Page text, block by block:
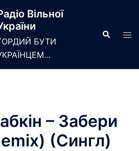
Вільної
БУТИ
Search
– Забери
(Сингл)